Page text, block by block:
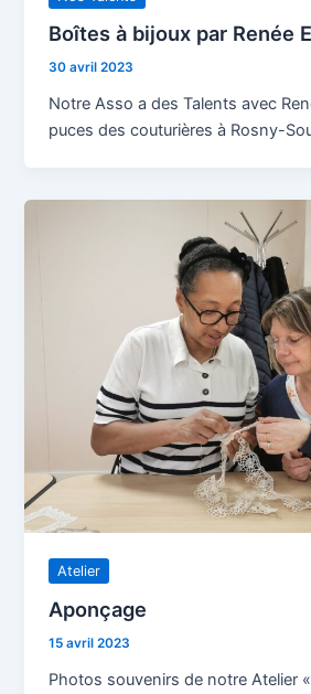
Boîtes à bijoux par Renée
30 avril 2023
Notre Asso a des Talents avec
puces des couturières à Rosny-
Atelier
Aponçage
15 avril 2023
Photos souvenirs de notre Atelier